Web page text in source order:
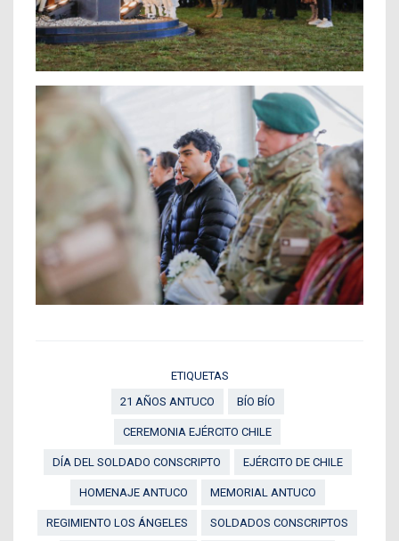
ETIQUETAS
21 AÑOS ANTUCO
BÍO BÍO
CEREMONIA EJÉRCITO CHILE
DÍA DEL SOLDADO CONSCRIPTO EJÉRCITO DE CHILE
HOMENAJE ANTUCO MEMORIAL ANTUCO
REGIMIENTO LOS ÁNGELES SOLDADOS CONSCRIPTOS